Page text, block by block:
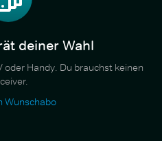
deiner Wahl
oder Handy. Du brauchst keinen
Wunschabo